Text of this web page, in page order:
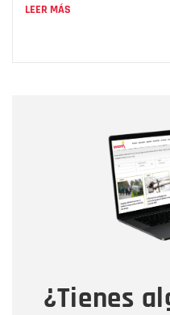
LEER MÁS
¿Tienes
Correo electrónico
Tipo de comentario
Mensaje